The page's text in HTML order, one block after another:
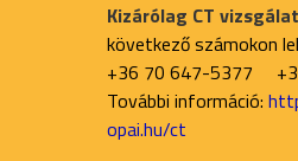
Kizárólag CT
következő számokon
+36 70 647-5377
További információ:
opai.hu/ct